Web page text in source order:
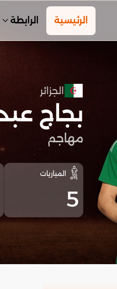
الرئيسية الرابطة
الجزائر
بجاج
مهاجم
المباريات
5